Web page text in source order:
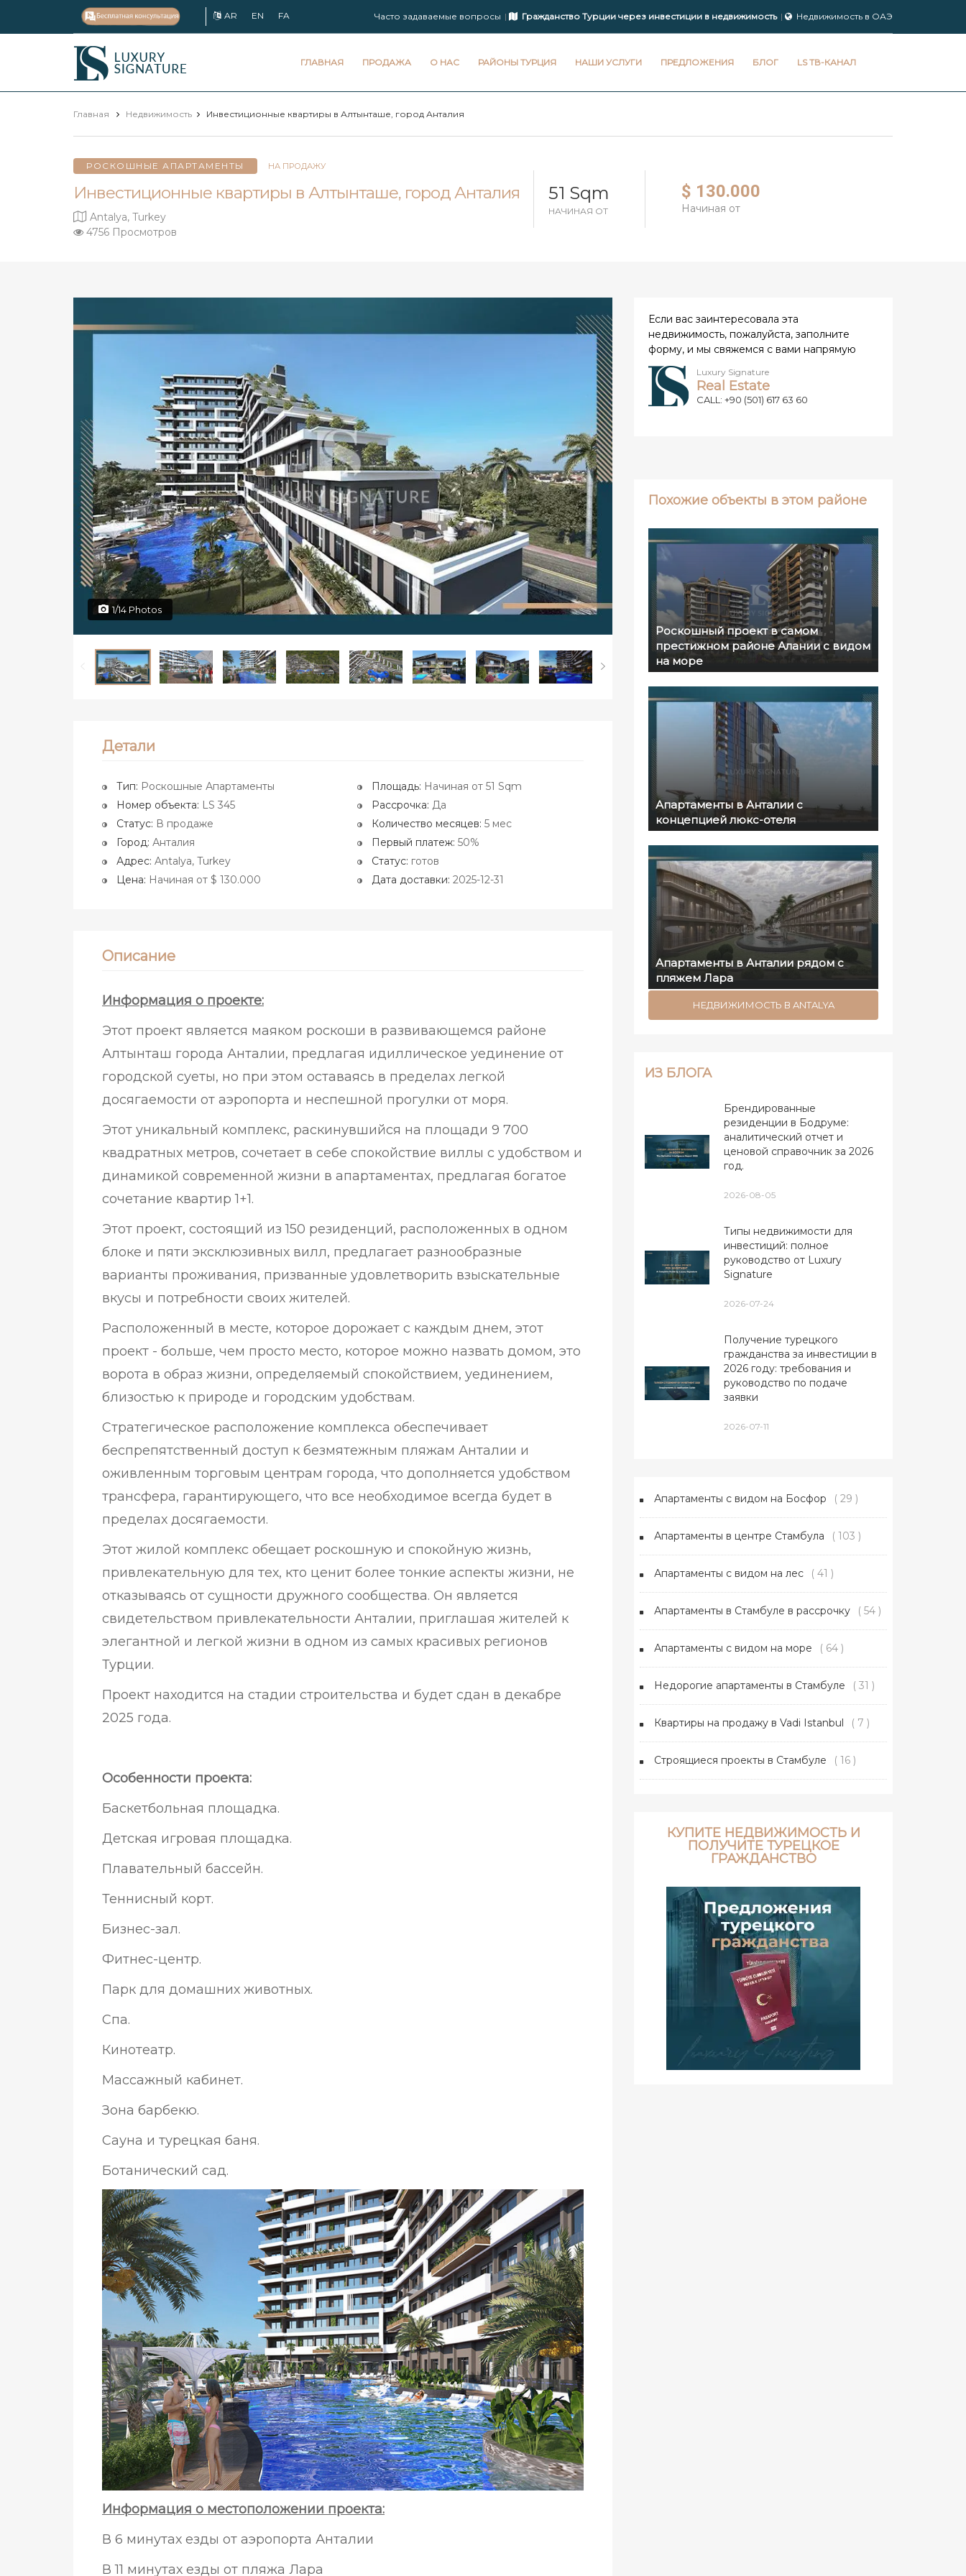
AR EN FA Часто задаваемые вопросы Гражданство Турции через инвестиции в недвижимость Недвижимость в ОАЭ
Luxury
Signature
ГЛАВНАЯ ПРОДАЖА О НАС РАЙОНЫ ТУРЦИЯ НАШИ УСЛУГИ ПРЕДЛОЖЕНИЯ БЛОГ LS ТВ-КАНАЛ
Главная Недвижимость Инвестиционные квартиры в Алтынташе, город Анталия
РОСКОШНЫЕ АПАРТАМЕНТЫ НА ПРОДАЖУ
Инвестиционные квартиры в Алтынташе, город Анталия
Antalya, Turkey
4756 Просмотров
51 Sqm
НАЧИНАЯ ОТ
$ 130.000
Начиная от
1/14 Photos
Детали
Тип: Роскошные Апартаменты
Номер объекта: LS 345
Статус: В продаже
Город: Анталия
Адрес: Antalya, Turkey
Цена: Начиная от $ 130.000
Площадь: Начиная от 51 Sqm
Рассрочка: Да
Количество месяцев: 5 мес
Первый платеж: 50%
Статус: готов
Дата доставки: 2025-12-31
Описание
Информация о проекте:
Этот проект является маяком роскоши в развивающемся районе
Алтынташ города Анталии, предлагая идиллическое уединение от
городской суеты, но при этом оставаясь в пределах легкой
досягаемости от аэропорта и неспешной прогулки от моря.
Этот уникальный комплекс, раскинувшийся на площади 9 700
квадратных метров, сочетает в себе спокойствие виллы с удобством и
динамикой современной жизни в апартаментах, предлагая богатое
сочетание квартир 1+1.
Этот проект, состоящий из 150 резиденций, расположенных в одном
блоке и пяти эксклюзивных вилл, предлагает разнообразные
варианты проживания, призванные удовлетворить взыскательные
вкусы и потребности своих жителей.
Расположенный в месте, которое дорожает с каждым днем, этот
проект - больше, чем просто место, которое можно назвать домом, это
ворота в образ жизни, определяемый спокойствием, уединением,
близостью к природе и городским удобствам.
Стратегическое расположение комплекса обеспечивает
беспрепятственный доступ к безмятежным пляжам Анталии и
оживленным торговым центрам города, что дополняется удобством
трансфера, гарантирующего, что все необходимое всегда будет в
пределах досягаемости.
Этот жилой комплекс обещает роскошную и спокойную жизнь,
привлекательную для тех, кто ценит более тонкие аспекты жизни, не
отказываясь от сущности дружного сообщества. Он является
свидетельством привлекательности Анталии, приглашая жителей к
элегантной и легкой жизни в одном из самых красивых регионов
Турции.
Проект находится на стадии строительства и будет сдан в декабре
2025 года.
Особенности проекта:
Баскетбольная площадка.
Детская игровая площадка.
Плавательный бассейн.
Теннисный корт.
Бизнес-зал.
Фитнес-центр.
Парк для домашних животных.
Спа.
Кинотеатр.
Массажный кабинет.
Зона барбекю.
Сауна и турецкая баня.
Ботанический сад.
Информация о местоположении проекта:
В 6 минутах езды от аэропорта Анталии
В 11 минутах езды от пляжа Лара
Если вас заинтересовала эта
недвижимость, пожалуйста, заполните
форму, и мы свяжемся с вами напрямую
Luxury Signature
Real Estate
CALL: +90 (501) 617 63 60
Похожие объекты в этом районе
Роскошный проект в самом
престижном районе Алании с видом
на море
Апартаменты в Анталии c
концепцией люкс-отеля
Апартаменты в Анталии рядом с
пляжем Лара
НЕДВИЖИМОСТЬ В ANTALYA
ИЗ БЛОГА
Брендированные
резиденции в Бодруме:
аналитический отчет и
ценовой справочник за 2026
год.
2026-08-05
Типы недвижимости для
инвестиций: полное
руководство от Luxury
Signature
2026-07-24
Получение турецкого
гражданства за инвестиции в
2026 году: требования и
руководство по подаче
заявки
2026-07-11
Апартаменты с видом на Босфор ( 29 )
Апартаменты в центре Стамбула ( 103 )
Апартаменты с видом на лес ( 41 )
Апартаменты в Стамбуле в рассрочку ( 54 )
Апартаменты с видом на море ( 64 )
Недорогие апартаменты в Стамбуле ( 31 )
Квартиры на продажу в Vadi Istanbul ( 7 )
Строящиеся проекты в Стамбуле ( 16 )
КУПИТЕ НЕДВИЖИМОСТЬ И
ПОЛУЧИТЕ ТУРЕЦКОЕ
ГРАЖДАНСТВО